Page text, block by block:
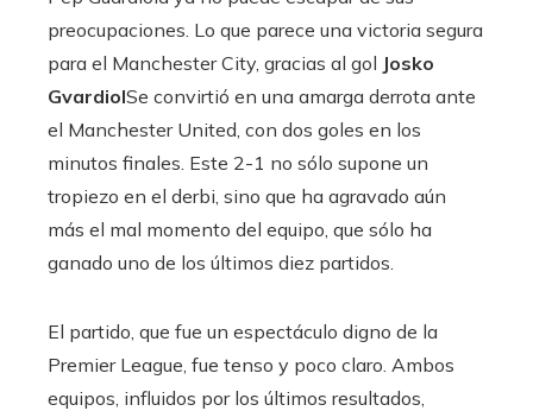
preocupaciones. Lo que parece una victoria segura
para el Manchester City, gracias al gol Josko
GvardiolSe convirtió en una amarga derrota ante
el Manchester United, con dos goles en los
minutos finales. Este 2-1 no sólo supone un
tropiezo en el derbi, sino que ha agravado aún
más el mal momento del equipo, que sólo ha
ganado uno de los últimos diez partidos.
El partido, que fue un espectáculo digno de la
Premier League, fue tenso y poco claro. Ambos
equipos, influidos por los últimos resultados,